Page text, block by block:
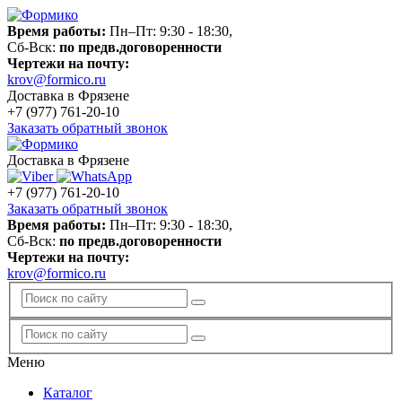
Время работы: Пн–Пт: 9:30 - 18:30,
Сб-Вск: по предв.договоренности
Чертежи на почту:
krov@formico.ru
Доставка в Фрязене
+7 (977) 761-20-10
Заказать обратный звонок
Доставка в Фрязене
+7 (977) 761-20-10
Заказать обратный звонок
Время работы: Пн–Пт: 9:30 - 18:30,
Сб-Вск: по предв.договоренности
Чертежи на почту:
krov@formico.ru
Меню
Каталог